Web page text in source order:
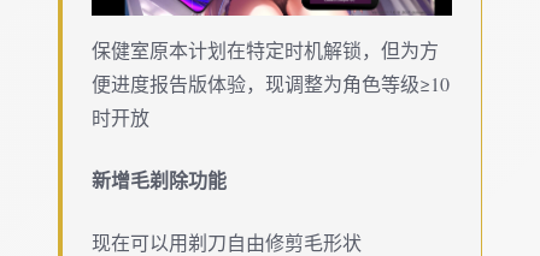
保健室原本计划在特定时机解锁，但为方
便进度报告版体验，现调整为角色等级≥10
时开放
新增毛剃除功能
现在可以用剃刀自由修剪毛形状